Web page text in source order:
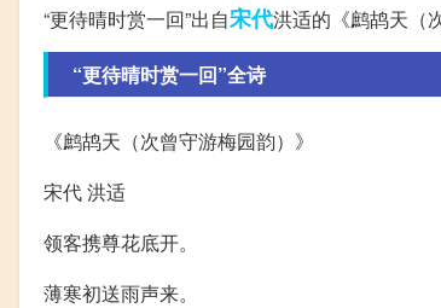
“更待晴时赏一回”出自宋代洪适的《鹧鸪天（
“更待晴时赏一回”全诗
《鹧鸪天（次曾守游梅园韵）》
宋代 洪适
领客携尊花底开。
薄寒初送雨声来。